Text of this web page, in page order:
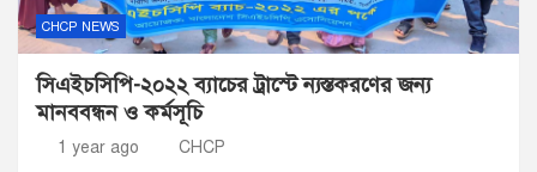
CHCP NEWS
সিএইচসিপি-২০২২ ব্যাচের ট্রাস্টে ন্যস্তকরণের জন্য
মানববন্ধন ও কর্মসূচি
1 year ago CHCP